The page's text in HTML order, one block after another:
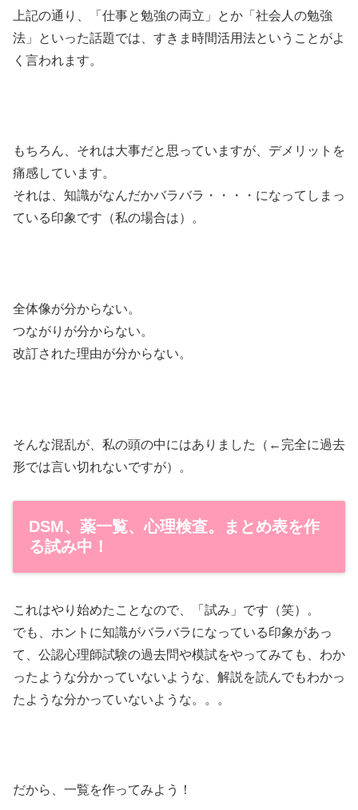
上記の通り、「仕事と勉強の両立」とか「社会人の勉強
法」といった話題では、すきま時間活用法ということがよ
く言われます。
もちろん、それは大事だと思っていますが、デメリットを
痛感しています。
それは、知識がなんだかバラバラ・・・・になってしまっ
ている印象です（私の場合は）。
全体像が分からない。
つながりが分からない。
改訂された理由が分からない。
そんな混乱が、私の頭の中にはありました（←完全に過去
形では言い切れないですが）。
DSM、薬一覧、心理検査。まとめ表を作
る試み中！
これはやり始めたことなので、「試み」です（笑）。
でも、ホントに知識がバラバラになっている印象があっ
て、公認心理師試験の過去問や模試をやってみても、わか
ったような分かっていないような、解説を読んでもわかっ
たような分かっていないような。。。
だから、一覧を作ってみよう！